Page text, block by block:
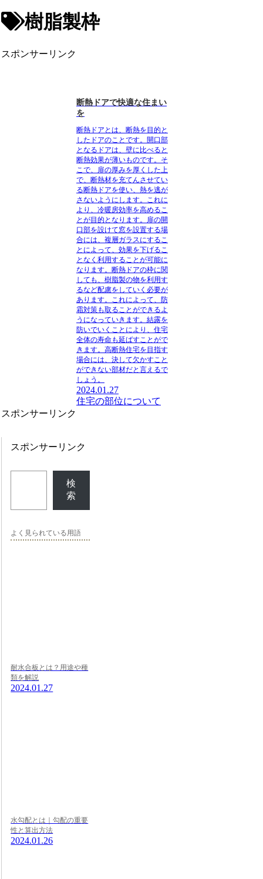
樹脂製枠
スポンサーリンク
断熱ドアで快適な住まい
を
断熱ドアとは、断熱を目的と
したドアのことです。開口部
となるドアは、壁に比べると
断熱効果が薄いものです。そ
こで、扉の厚みを厚くした上
で、断熱材を充てんさせてい
る断熱ドアを使い、熱を逃が
さないようにします。これに
より、冷暖房効率を高めるこ
とが目的となります。扉の開
口部を設けて窓を設置する場
合には、複層ガラスにするこ
とによって、効果を下げるこ
となく利用することが可能に
なります。断熱ドアの枠に関
しても、樹脂製の物を利用す
るなど配慮をしていく必要が
あります。これによって、防
霜対策も取ることができるよ
うになっていきます。結露を
防いでいくことにより、住宅
全体の寿命も延ばすことがで
きます。高断熱住宅を目指す
場合には、決して欠かすこと
ができない部材だと言えるで
しょう。
2024.01.27
住宅の部位について
スポンサーリンク
スポンサーリンク
検
索
よく見られている用語
耐水合板とは？用途や種
類を解説
2024.01.27
水勾配とは｜勾配の重要
性と算出方法
2024.01.26